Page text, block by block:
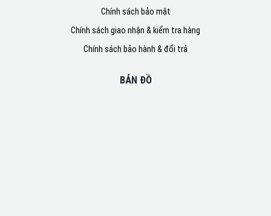
Chính sách bảo mật
Chính sách giao nhận & kiểm tra hàng
Chính sách bảo hành & đổi trả
BẢN ĐỒ